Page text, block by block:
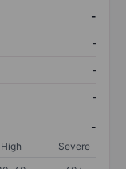
-
-
-
-
-
High
Severe